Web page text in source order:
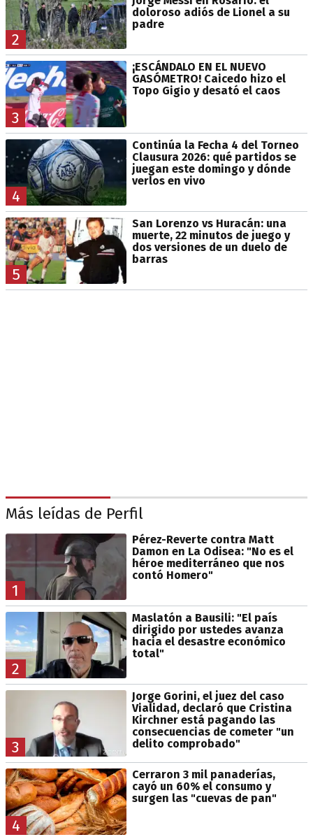
2
doloroso adiós de Lionel a su
padre
3
¡ESCÁNDALO EN EL NUEVO
GASÓMETRO! Caicedo hizo el
Topo Gigio y desató el caos
4
Continúa la Fecha 4 del Torneo
Clausura 2026: qué partidos se
juegan este domingo y dónde
verlos en vivo
5
San Lorenzo vs Huracán: una
muerte, 22 minutos de juego y
dos versiones de un duelo de
barras
Más leídas de Perfil
1
Pérez-Reverte contra Matt
Damon en La Odisea: "No es el
héroe mediterráneo que nos
contó Homero"
2
Maslatón a Bausili: "El país
dirigido por ustedes avanza
hacia el desastre económico
total"
3
Jorge Gorini, el juez del caso
Vialidad, declaró que Cristina
Kirchner está pagando las
consecuencias de cometer "un
delito comprobado"
4
Cerraron 3 mil panaderías,
cayó un 60% el consumo y
surgen las "cuevas de pan"